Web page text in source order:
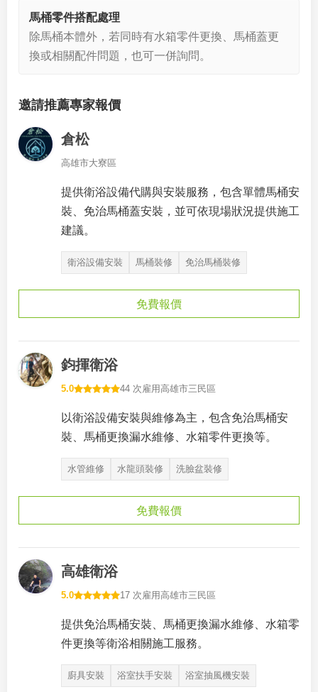
馬桶零件搭配處理
除馬桶本體外，若同時有水箱零件更換、馬桶蓋更
換或相關配件問題，也可一併詢問。
邀請推薦專家報價
倉松
高雄市大寮區
提供衛浴設備代購與安裝服務，包含單體馬桶安
裝、免治馬桶蓋安裝，並可依現場狀況提供施工
建議。
衛浴設備安裝 馬桶裝修 免治馬桶裝修
免費報價
鈞揮衛浴
5.0 44 次雇用高雄市三民區
以衛浴設備安裝與維修為主，包含免治馬桶安
裝、馬桶更換漏水維修、水箱零件更換等。
水管維修 水龍頭裝修 洗臉盆裝修
免費報價
高雄衛浴
5.0 17 次雇用高雄市三民區
提供免治馬桶安裝、馬桶更換漏水維修、水箱零
件更換等衛浴相關施工服務。
廚具安裝 浴室扶手安裝 浴室抽風機安裝